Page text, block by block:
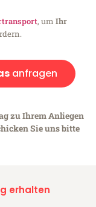
, um Ihr
anfragen
zu Ihrem Anliegen
Sie uns bitte
erhalten